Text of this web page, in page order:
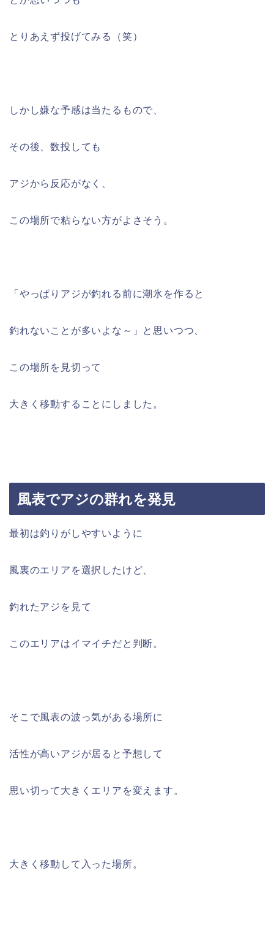
とりあえず投げてみる（笑）
しかし嫌な予感は当たるもので、
その後、数投しても
アジから反応がなく、
この場所で粘らない方がよさそう。
「やっぱりアジが釣れる前に潮氷を作ると
釣れないことが多いよな～」と思いつつ、
この場所を見切って
大きく移動することにしました。
風表でアジの群れを発見
最初は釣りがしやすいように
風裏のエリアを選択したけど、
釣れたアジを見て
このエリアはイマイチだと判断。
そこで風表の波っ気がある場所に
活性が高いアジが居ると予想して
思い切って大きくエリアを変えます。
大きく移動して入った場所。